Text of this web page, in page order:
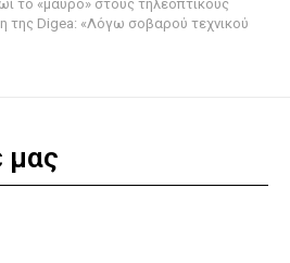
το «μαύρο» στους τηλεοπτικούς
της Digea: «Λόγω σοβαρού τεχνικού
μας